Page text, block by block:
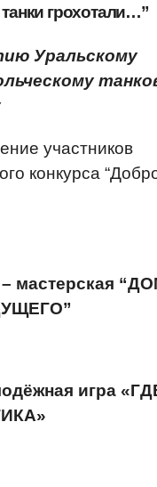
грохотали…”
Уральскому
участников
конкурса
мастерская
игра